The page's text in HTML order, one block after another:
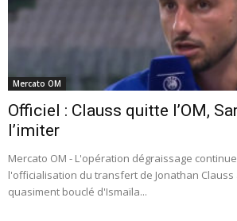
Mercato OM
Officiel : Clauss quitte l’OM,
l’imiter
Mercato OM - L'opération dégraissage
l'officialisation du transfert de Jonathan Clauss
quasiment bouclé d'Ismaïla...